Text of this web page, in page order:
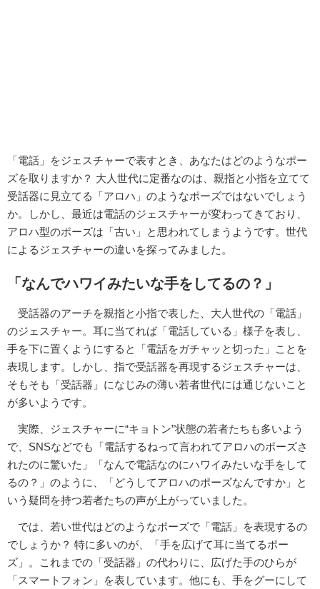
「電話」をジェスチャーで表すとき、あなたはどのようなポー
ズを取りますか？ 大人世代に定番なのは、親指と小指を立てて
受話器に見立てる「アロハ」のようなポーズではないでしょう
か。しかし、最近は電話のジェスチャーが変わってきており、
アロハ型のポーズは「古い」と思われてしまうようです。世代
によるジェスチャーの違いを探ってみました。
「なんでハワイみたいな手をしてるの？」
受話器のアーチを親指と小指で表した、大人世代の「電話」
のジェスチャー。耳に当てれば「電話している」様子を表し、
手を下に置くようにすると「電話をガチャッと切った」ことを
表現します。しかし、指で受話器を再現するジェスチャーは、
そもそも「受話器」になじみの薄い若者世代には通じないこと
が多いようです。
実際、ジェスチャーに“キョトン”状態の若者たちも多いよう
で、SNSなどでも「電話するねって言われてアロハのポーズさ
れたのに驚いた」「なんで電話なのにハワイみたいな手をして
るの？」のように、「どうしてアロハのポーズなんですか」と
いう疑問を持つ若者たちの声が上がっていました。
では、若い世代はどのようなポーズで「電話」を表現するの
でしょうか？ 特に多いのが、「手を広げて耳に当てるポー
ズ」。これまでの「受話器」の代わりに、広げた手のひらが
「スマートフォン」を表しています。他にも、手をグーにして